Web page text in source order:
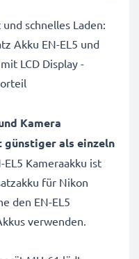
schnelles Laden:
Akku EN-EL5 und
LCD Display -
Kamera
günstiger als einzeln
EL5 Kameraakku ist
für Nikon
den EN-EL5
verwenden.